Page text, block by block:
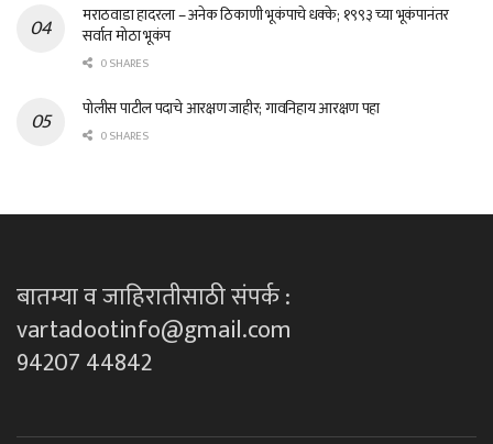
मराठवाडा हादरला – अनेक ठिकाणी भूकंपाचे धक्के; १९९३ च्या भूकंपानंतर
सर्वात मोठा भूकंप
0 SHARES
पोलीस पाटील पदाचे आरक्षण जाहीर; गावनिहाय आरक्षण पहा
0 SHARES
बातम्या व जाहिरातीसाठी संपर्क :
vartadootinfo@gmail.com
94207 44842